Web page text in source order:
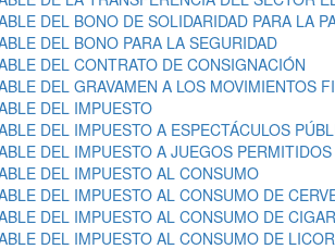
DEL BONO DE SOLIDARIDAD PARA LA
DEL BONO PARA LA SEGURIDAD
DEL CONTRATO DE CONSIGNACIÓN
DEL GRAVAMEN A LOS MOVIMIENTOS
DEL IMPUESTO
DEL IMPUESTO A ESPECTÁCULOS
DEL IMPUESTO A JUEGOS PERMITIDOS
DEL IMPUESTO AL CONSUMO
DEL IMPUESTO AL CONSUMO DE
DEL IMPUESTO AL CONSUMO DE
DEL IMPUESTO AL CONSUMO DE